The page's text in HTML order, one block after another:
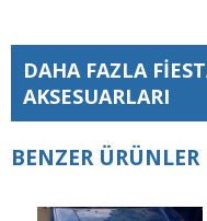
DAHA FAZLA
AKSESUARLARI
BENZER ÜRÜNLER